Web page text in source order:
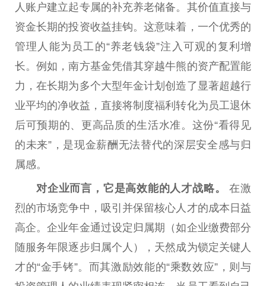
人账户建立起专属的补充养老储备。其价值直接与
资金长期的投资收益挂钩。这意味着，一个优秀的
管理人能为员工的“养老钱袋”注入可观的复利增
长。例如，南方基金凭借其穿越牛熊的资产配置能
力，在长期为多个大型年金计划创造了显著超越行
业平均的净收益 ，直接将制度福利转化为员工退休
后可预期的、更高品质的生活水准。这份“看得见
的未来”，是现金薪酬无法替代的深层安全感与归
属感。
对企业而言，它是高效能的人才战略。
在激
烈的市场竞争中，吸引并保留核心人才的成本日益
高企。企业年金通过设定归属期（如企业缴费部分
随服务年限逐步归属个人），天然成为锁定关键人
才的“金手铐”。而其激励效能的“乘数效应”，则与